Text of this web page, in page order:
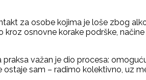
za osobe kojima je loše zbog
osnovne korake podrške, načine
važan je dio procesa:
sam – radimo kolektivno, uz